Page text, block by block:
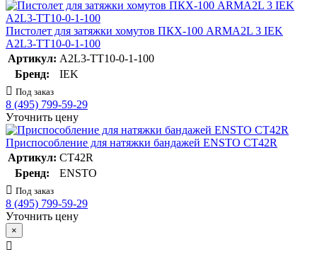
Пистолет для затяжки хомутов ПКХ-100 ARMA2L 3 IEK
A2L3-TT10-0-1-100
Артикул: A2L3-TT10-0-1-100
Бренд:
IEK
Под заказ
8 (495) 799-59-29
Уточнить цену
Приспособление для натяжки бандажей ENSTO CT42R
Артикул: CT42R
Бренд:
ENSTO
Под заказ
8 (495) 799-59-29
Уточнить цену
×